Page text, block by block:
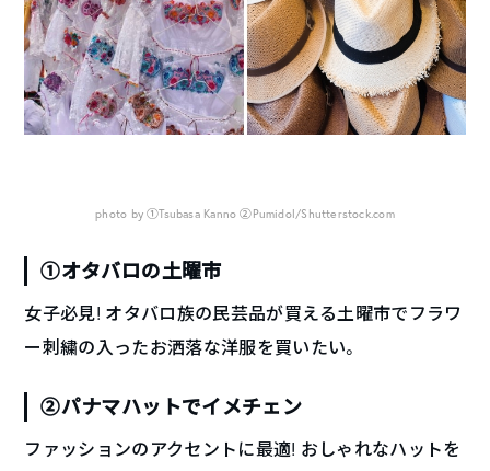
photo by ①Tsubasa Kanno ②Pumidol/Shutterstock.com
①オタバロの土曜市
女子必見! オタバロ族の民芸品が買える土曜市でフラワ
ー刺繍の入ったお洒落な洋服を買いたい。
②パナマハットでイメチェン
ファッションのアクセントに最適! おしゃれなハットを